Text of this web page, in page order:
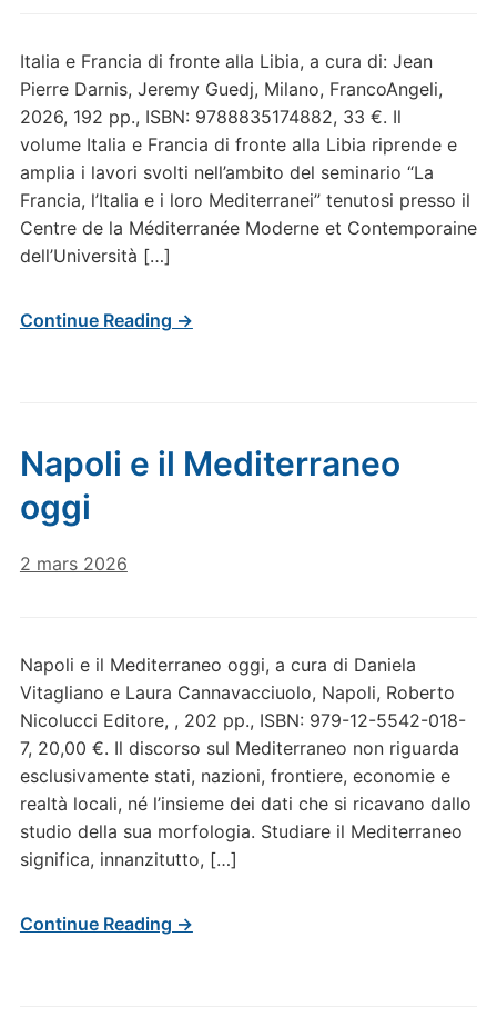
Italia e Francia di fronte alla Libia, a cura di: Jean
Pierre Darnis, Jeremy Guedj, Milano, FrancoAngeli,
2026, 192 pp., ISBN: 9788835174882, 33 €. Il
volume Italia e Francia di fronte alla Libia riprende e
amplia i lavori svolti nell’ambito del seminario “La
Francia, l’Italia e i loro Mediterranei” tenutosi presso il
Centre de la Méditerranée Moderne et Contemporaine
dell’Università […]
Continue Reading →
Napoli e il Mediterraneo
oggi
2 mars 2026
Napoli e il Mediterraneo oggi, a cura di Daniela
Vitagliano e Laura Cannavacciuolo, Napoli, Roberto
Nicolucci Editore, , 202 pp., ISBN: 979-12-5542-018-
7, 20,00 €. Il discorso sul Mediterraneo non riguarda
esclusivamente stati, nazioni, frontiere, economie e
realtà locali, né l’insieme dei dati che si ricavano dallo
studio della sua morfologia. Studiare il Mediterraneo
significa, innanzitutto, […]
Continue Reading →